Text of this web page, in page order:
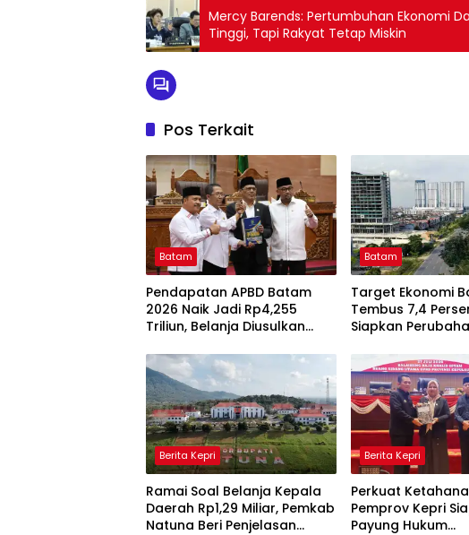
Mercy Barends: Pertumbuhan Ekonomi
Tinggi, Tapi Rakyat Tetap Miskin
Pos Terkait
Batam
Pendapatan APBD Batam
2026 Naik Jadi Rp4,255
Triliun, Belanja Diusulkan
Batam
Target Ekonomi
Tembus 7,4
Siapkan
Investasi dan
Berita Kepri
Ramai Soal Belanja Kepala
Daerah Rp1,29 Miliar, Pemkab
Natuna Beri Penjelasan
Berita Kepri
Perkuat
Pemprov Kepri
Payung Hukum